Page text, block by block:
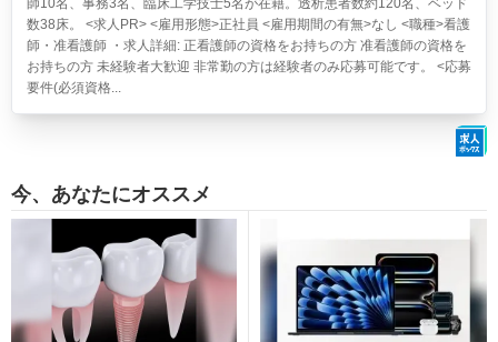
師10名、事務3名、臨床工学技士5名が在籍。透析患者数約120名、ベッド
数38床。 <求人PR> <雇用形態>正社員 <雇用期間の有無>なし <職種>看護
師・准看護師 ・求人詳細: 正看護師の資格をお持ちの方 准看護師の資格を
お持ちの方 未経験者大歓迎 非常勤の方は経験者のみ応募可能です。 <応募
要件(必須資格...
今、あなたにオススメ